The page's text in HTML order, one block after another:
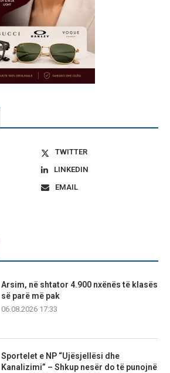
TWITTER
LINKEDIN
EMAIL
Arsim, në shtator 4.900 nxënës të klasës
së parë më pak
06.08.2026 17:33
Sportelet e NP “Ujësjellësi dhe
Kanalizimi” – Shkup nesër do të punojnë